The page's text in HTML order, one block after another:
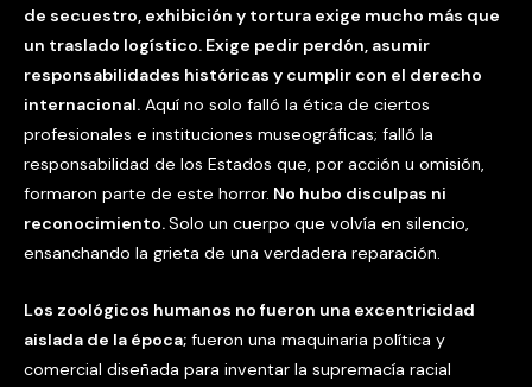
de secuestro, exhibición y tortura exige mucho más que
un traslado logístico. Exige pedir perdón, asumir
responsabilidades históricas y cumplir con el derecho
internacional. Aquí no solo falló la ética de ciertos
profesionales e instituciones museográficas; falló la
responsabilidad de los Estados que, por acción u omisión,
formaron parte de este horror. No hubo disculpas ni
reconocimiento.Solo un cuerpo que volvía en silencio,
ensanchando la grieta de una verdadera reparación.
Los zoológicos humanos no fueron una excentricidad
aislada de la época; fueron una maquinaria política y
comercial diseñada para inventar la supremacía racial